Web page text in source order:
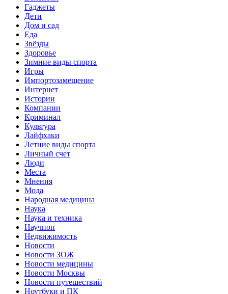
Гаджеты
Дети
Дом и сад
Еда
Звёзды
Здоровье
Зимние виды спорта
Игры
Импортозамещение
Интернет
Истории
Компании
Криминал
Культура
Лайфхаки
Летние виды спорта
Личный счет
Люди
Места
Мнения
Мода
Народная медицина
Наука
Наука и техника
Научпоп
Недвижимость
Новости
Новости ЗОЖ
Новости медицины
Новости Москвы
Новости путешествий
Ноутбуки и ПК